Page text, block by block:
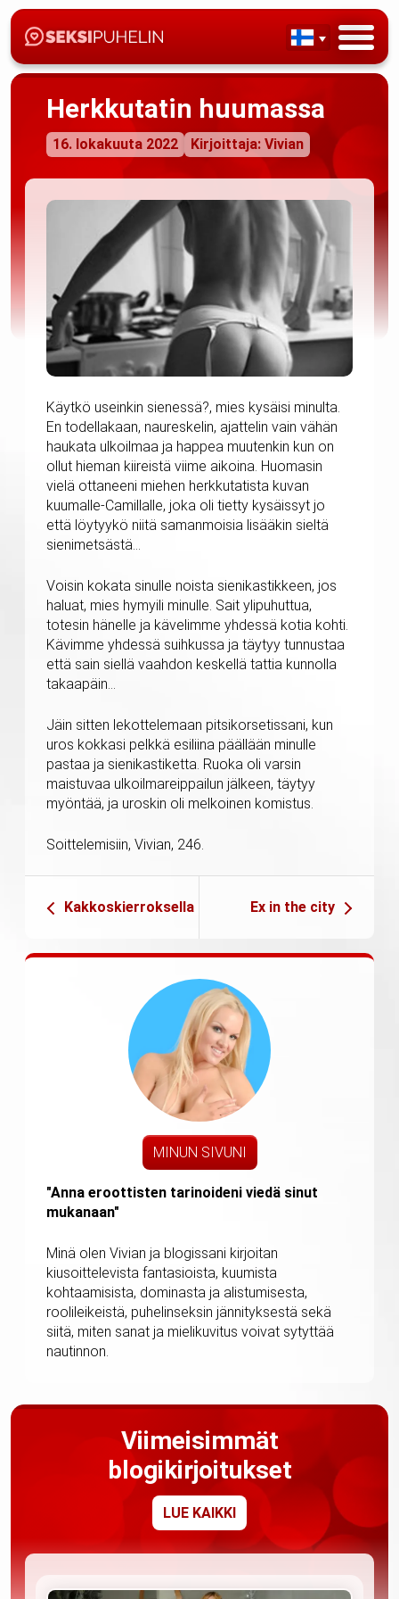
Herkkutatin huumassa
16. lokakuuta 2022 Kirjoittaja: Vivian
Käytkö useinkin sienessä?, mies kysäisi minulta.
En todellakaan, naureskelin, ajattelin vain vähän
haukata ulkoilmaa ja happea muutenkin kun on
ollut hieman kiireistä viime aikoina. Huomasin
vielä ottaneeni miehen herkkutatista kuvan
kuumalle-Camillalle, joka oli tietty kysäissyt jo
että löytyykö niitä samanmoisia lisääkin sieltä
sienimetsästä…
Voisin kokata sinulle noista sienikastikkeen, jos
haluat, mies hymyili minulle. Sait ylipuhuttua,
totesin hänelle ja kävelimme yhdessä kotia kohti.
Kävimme yhdessä suihkussa ja täytyy tunnustaa
että sain siellä vaahdon keskellä tattia kunnolla
takaapäin…
Jäin sitten lekottelemaan pitsikorsetissani, kun
uros kokkasi pelkkä esiliina päällään minulle
pastaa ja sienikastiketta. Ruoka oli varsin
maistuvaa ulkoilmareippailun jälkeen, täytyy
myöntää, ja uroskin oli melkoinen komistus.
Soittelemisiin, Vivian, 246.
Kakkoskierroksella Ex in the city
MINUN SIVUNI
"Anna eroottisten tarinoideni viedä sinut
mukanaan"
Minä olen Vivian ja blogissani kirjoitan
kiusoittelevista fantasioista, kuumista
kohtaamisista, dominasta ja alistumisesta,
roolileikeistä, puhelinseksin jännityksestä sekä
siitä, miten sanat ja mielikuvitus voivat sytyttää
nautinnon.
Viimeisimmät
blogikirjoitukset
LUE KAIKKI